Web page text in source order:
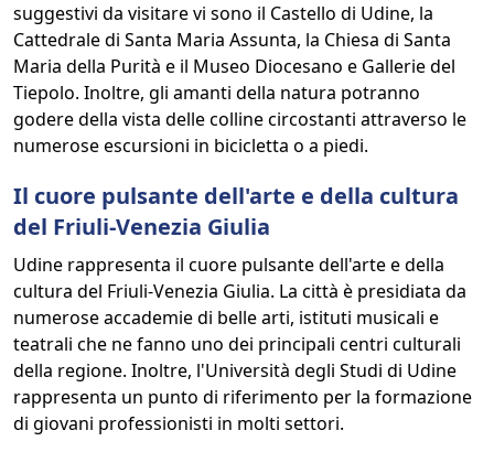
suggestivi da visitare vi sono il Castello di Udine, la
Cattedrale di Santa Maria Assunta, la Chiesa di Santa
Maria della Purità e il Museo Diocesano e Gallerie del
Tiepolo. Inoltre, gli amanti della natura potranno
godere della vista delle colline circostanti attraverso le
numerose escursioni in bicicletta o a piedi.
Il cuore pulsante dell'arte e della cultura
del Friuli-Venezia Giulia
Udine rappresenta il cuore pulsante dell'arte e della
cultura del Friuli-Venezia Giulia. La città è presidiata da
numerose accademie di belle arti, istituti musicali e
teatrali che ne fanno uno dei principali centri culturali
della regione. Inoltre, l'Università degli Studi di Udine
rappresenta un punto di riferimento per la formazione
di giovani professionisti in molti settori.